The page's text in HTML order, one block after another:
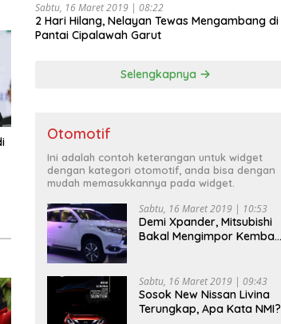
Sabtu, 16 Maret 2019 | 08:22
2 Hari Hilang, Nelayan Tewas Mengambang di
Pantai Cipalawah Garut
Selengkapnya
Otomotif
Ini adalah contoh keterangan untuk widget
dengan kategori otomotif, anda bisa dengan
mudah memasukkannya pada widget.
Sabtu, 16 Maret 2019 | 10:53
Demi Xpander, Mitsubishi
Bakal Mengimpor Kembali
Sabtu, 16 Maret 2019 | 09:43
Sosok New Nissan Livina
Terungkap, Apa Kata NMI?